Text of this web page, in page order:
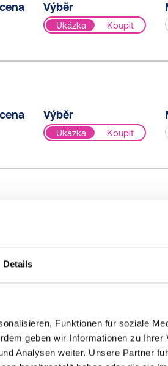
Details
Funktionen für soziale
geben wir Informationen zu Ihrer
Analysen weiter. Unsere Partner
Výběr
Ukázka Koupit
Výběr
Ukázka Koupit
Výběr
Ukázka Koupit